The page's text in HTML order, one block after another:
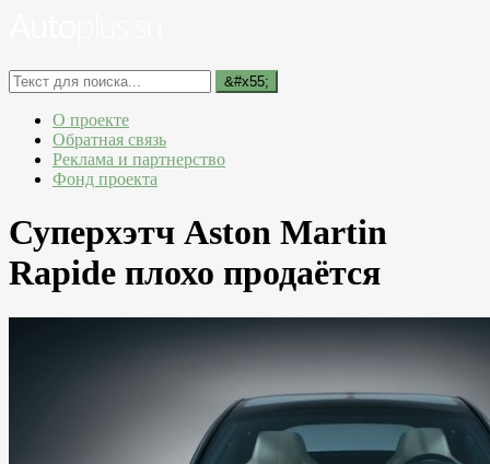
О проекте
Обратная связь
Реклама и партнерство
Фонд проекта
Суперхэтч Aston Martin
Rapide плохо продаётся